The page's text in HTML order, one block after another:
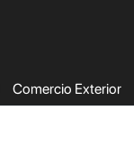
Comercio Exterior